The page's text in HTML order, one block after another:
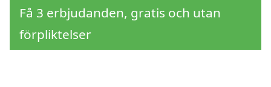
Få 3 erbjudanden, gratis och utan
förpliktelser